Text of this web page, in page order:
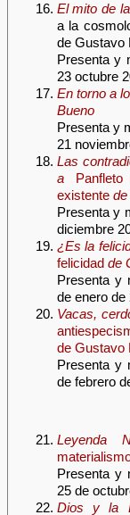
El mito de
a la
de Gustavo
Presenta y
23 octubre
En torno a
Bueno
Presenta y
21
Las
aPanfleto
existente
Presenta y
diciembre
¿Es la
felicidad de
Presenta y
de enero de
Vacas,
de Gustavo
Presenta y
de febrero
Leyenda
Presenta y
25 de
Dios y la